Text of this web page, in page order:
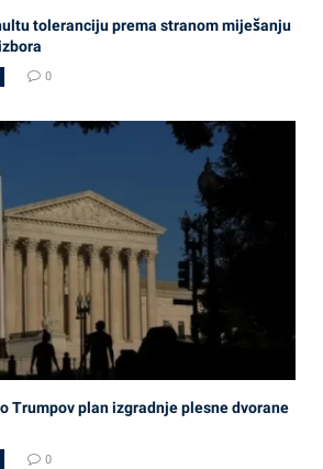
toleranciju prema stranom miješanju
0
Trumpov plan izgradnje plesne dvorane
0